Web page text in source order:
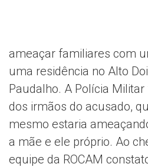
ameaçar familiares com
uma residência no Alto
Paudalho. A Polícia
dos irmãos do acusado,
mesmo estaria
a mãe e ele próprio. Ao
equipe da ROCAM